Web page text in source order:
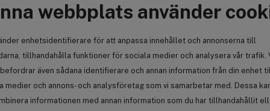
webbplats använder
enhetsidentifierare för att anpassa innehållet och annonserna till
tillhandahålla funktioner för sociala medier och analysera vår trafik.
även sådana identifierare och annan information från din enhet
medier och annons- och analysföretag som vi samarbetar med. Dessa
informationen med annan information som du har tillhandahållit
242 kr